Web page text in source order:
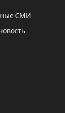
долей
ритейлера